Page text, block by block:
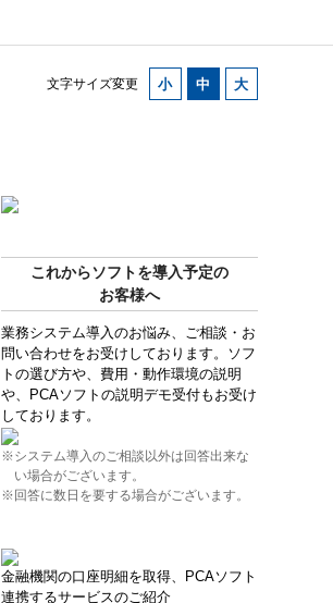
文字サイズ変更
これからソフトを導入予定の
お客様へ
業務システム導入のお悩み、ご相談・お
問い合わせをお受けしております。ソフ
トの選び方や、費用・動作環境の説明
や、PCAソフトの説明デモ受付もお受け
しております。
※システム導入のご相談以外は回答出来な
い場合がございます。
※回答に数日を要する場合がございます。
金融機関の口座明細を取得、PCAソフト
連携するサービスのご紹介